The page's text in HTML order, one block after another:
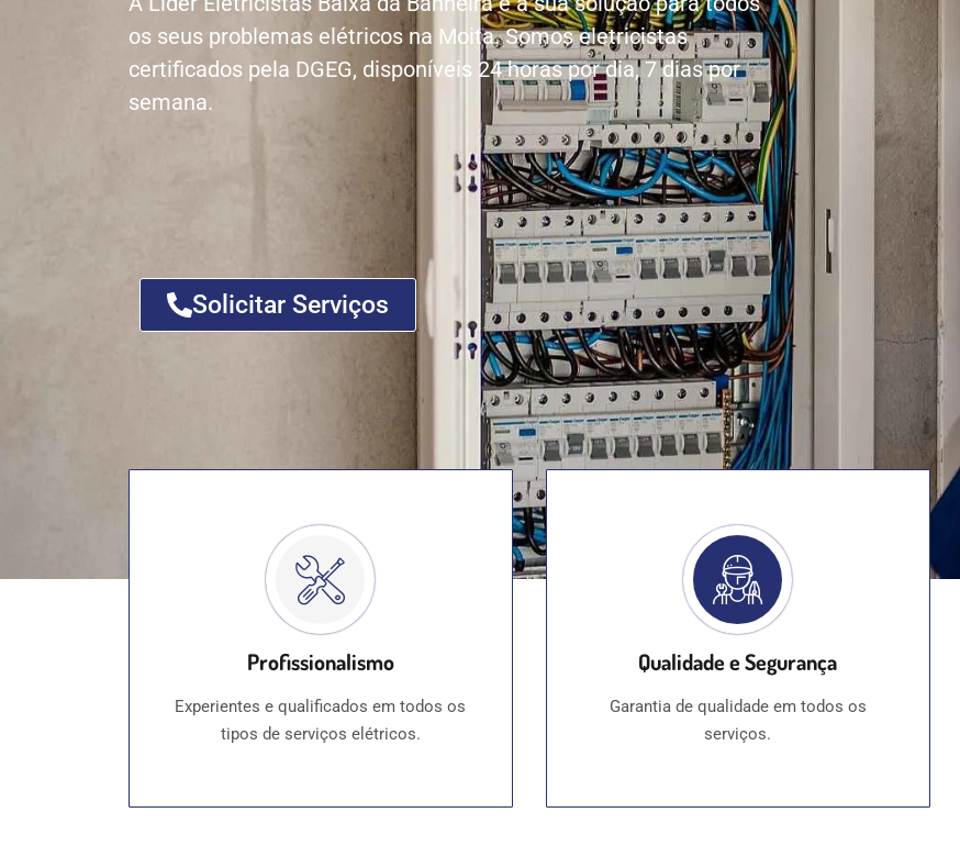
os seus problemas elétricos na Moita. Somos eletricistas
certificados pela DGEG, disponíveis 24 horas por dia, 7 dias por
semana.
Solicitar Serviços
Profissionalismo
Experientes e qualificados em todos os
tipos de serviços elétricos.
Qualidade e Segurança
Garantia de qualidade em todos os
serviços.